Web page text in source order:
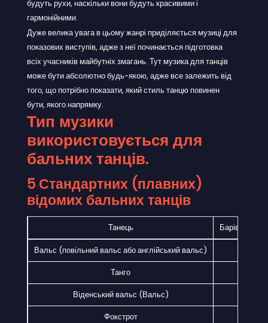
будуть рухи, наскільки вони будуть красивими і
гармонійними.
Дуже велика увага в цьому жанрі приділяється музиці для
показових виступів, адже з неї починається підготовка
всіх учасників майбутніх змагань. Тут музика для танців
може бути абсолютно будь-якою, адже все залежить від
того, що потрібно показати, який стиль танцю повинен
бути, якого напрямку.
Тип музики
використовується для
бальних танців.
5 Стандартних (плавних)
відомих бальних танців
Танець
Барів за
Вальс (повільний вальс або англійський вальс)
Танго
Віденський вальс (Вальс)
Фокстрот